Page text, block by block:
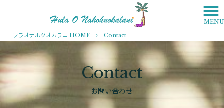
MENU
フラオナホクオカラニ HOME
> Contact
Contact
お問い合わせ